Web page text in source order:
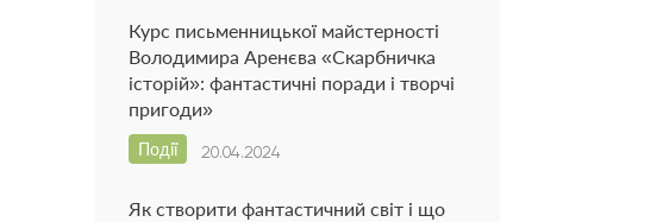
Курс письменницької майстерності
Володимира Аренєва «Скарбничка
історій»: фантастичні поради і творчі
пригоди»
20.04.2024
Події
Як створити фантастичний світ і що